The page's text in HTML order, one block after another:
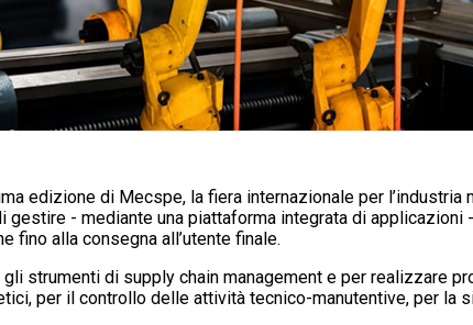
edizione di Mecspe, la fiera internazionale per l’industria
- mediante una piattaforma integrata di
fino alla consegna all’utente finale.
strumenti di supply chain management e per realizzare
per il controllo delle attività tecnico-manutentive, per la